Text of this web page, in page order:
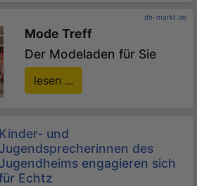
dn-markt.de
Mode Treff
Der Modeladen für Sie
lesen ...
Kinder- und
Jugendsprecherinnen des
Jugendheims engagieren sich
Echtz